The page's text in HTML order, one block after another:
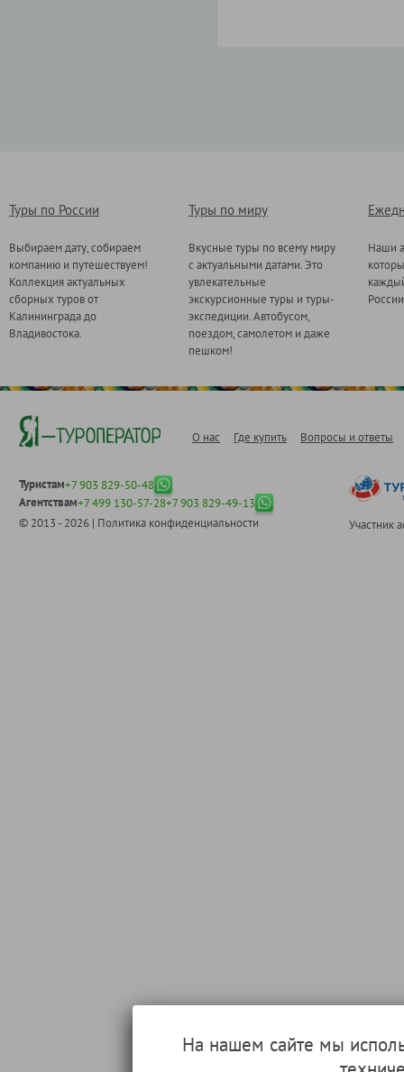
Туры по России
Выбираем дату, собираем
компанию и путешествуем!
Коллекция актуальных
сборных туров от
Калининграда до
Владивостока.
Туры по миру
Вкусные туры по всему миру
с актуальными датами. Это
увлекательные
экскурсионные туры и туры-
экспедиции. Автобусом,
поездом, самолетом и даже
пешком!
Наши
О нас Где купить Вопросы и ответы
Туристам+7 903 829-50-48
Агентствам+7 499 130-57-28+7 903 829-49-13
© 2013 - 2026 | Политика конфиденциальности Участник
На нашем сайте мы